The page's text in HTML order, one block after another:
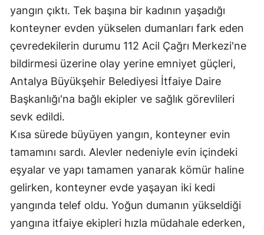
yangın çıktı. Tek başına bir kadının yaşadığı
konteyner evden yükselen dumanları fark eden
çevredekilerin durumu 112 Acil Çağrı Merkezi'ne
bildirmesi üzerine olay yerine emniyet güçleri,
Antalya Büyükşehir Belediyesi İtfaiye Daire
Başkanlığı'na bağlı ekipler ve sağlık görevlileri
sevk edildi.
Kısa sürede büyüyen yangın, konteyner evin
tamamını sardı. Alevler nedeniyle evin içindeki
eşyalar ve yapı tamamen yanarak kömür haline
gelirken, konteyner evde yaşayan iki kedi
yangında telef oldu. Yoğun dumanın yükseldiği
yangına itfaiye ekipleri hızla müdahale ederken,